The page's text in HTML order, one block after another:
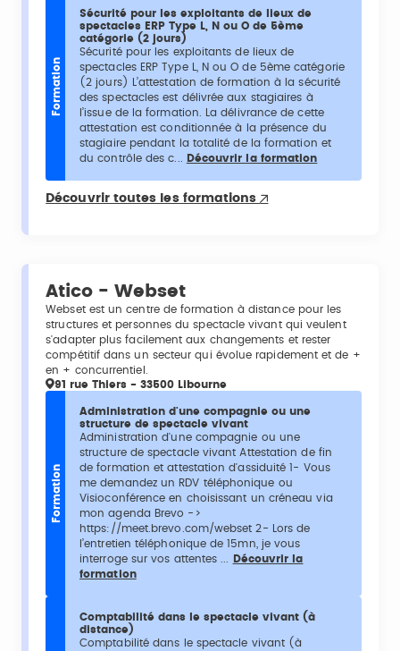
Formation
Sécurité pour les exploitants de lieux de
spectacles ERP Type L, N ou O de 5ème
catégorie (2 jours)
Sécurité pour les exploitants de lieux de
spectacles ERP Type L, N ou O de 5ème catégorie
(2 jours) L’attestation de formation à la sécurité
des spectacles est délivrée aux stagiaires à
l’issue de la formation. La délivrance de cette
attestation est conditionnée à la présence du
stagiaire pendant la totalité de la formation et
du contrôle des c...
Découvrir la formation
Découvrir toutes les formations
Atico - Webset
Webset est un centre de formation à distance pour les
structures et personnes du spectacle vivant qui veulent
s'adapter plus facilement aux changements et rester
compétitif dans un secteur qui évolue rapidement et de +
en + concurrentiel.
91 rue Thiers - 33500 Libourne
Formation
Administration d'une compagnie ou une
structure de spectacle vivant
Administration d'une compagnie ou une
structure de spectacle vivant Attestation de fin
de formation et attestation d'assiduité 1- Vous
me demandez un RDV téléphonique ou
Visioconférence en choisissant un créneau via
mon agenda Brevo ->
https://meet.brevo.com/webset 2- Lors de
l’entretien téléphonique de 15mn, je vous
interroge sur vos attentes ...
Découvrir la
formation
Comptabilité dans le spectacle vivant (à
distance)
Comptabilité dans le spectacle vivant (à